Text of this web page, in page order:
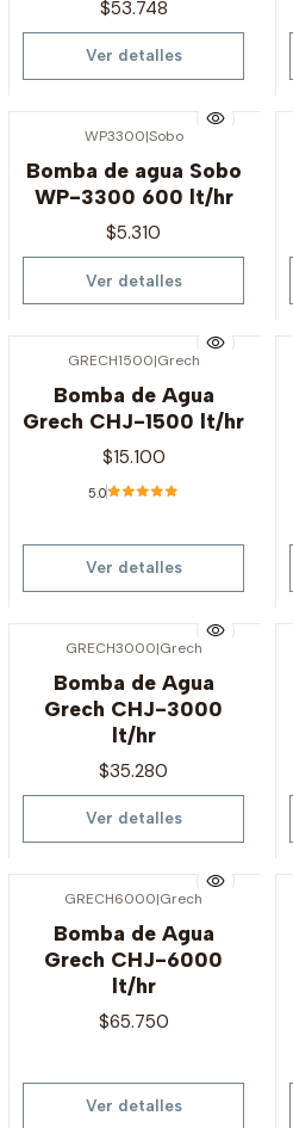
$53.748
Ver detalles
WP3300|Sobo
Bomba de agua Sobo
WP-3300 600 lt/hr
$5.310
Ver detalles
GRECH1500|Grech
Bomba de Agua
Grech CHJ-1500 lt/hr
$15.100
5.0
Ver detalles
GRECH3000|Grech
Bomba de Agua
Grech CHJ-3000
lt/hr
$35.280
Ver detalles
GRECH6000|Grech
Bomba de Agua
Grech CHJ-6000
lt/hr
$65.750
Ver detalles